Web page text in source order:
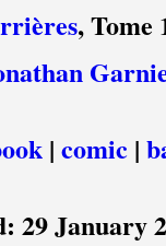
, Tome
| comic |
29 January